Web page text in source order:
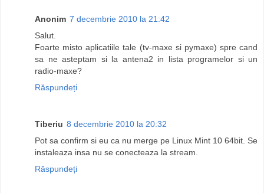
Anonim 7 decembrie 2010 la 21:42
Salut.
Foarte misto aplicatiile tale (tv-maxe si pymaxe) spre cand
sa ne asteptam si la antena2 in lista programelor si un
radio-maxe?
Răspundeți
Tiberiu 8 decembrie 2010 la 20:32
Pot sa confirm si eu ca nu merge pe Linux Mint 10 64bit. Se
instaleaza insa nu se conecteaza la stream.
Răspundeți